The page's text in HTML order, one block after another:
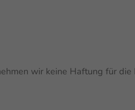
wir keine Haftung für